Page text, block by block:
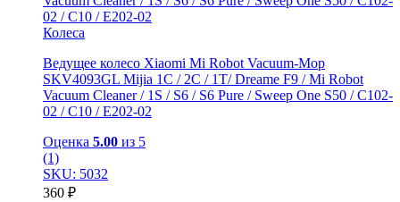
Колеса
Ведущее колесо Xiaomi Mi Robot Vacuum-Mop
SKV4093GL Mijia 1C / 2C / 1T/ Dreame F9 / Mi Robot
Vacuum Cleaner / 1S / S6 / S6 Pure / Sweep One S50 / C102-
02 / С10 / E202-02
Оценка 5.00 из 5
(1)
SKU: 5032
360 ₽